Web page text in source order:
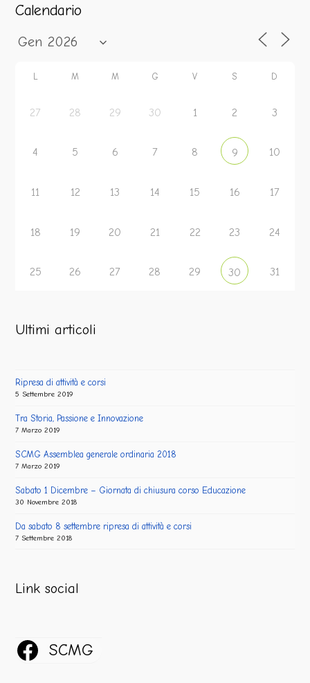
Calendario
L M M G V S D
27 28 29 30 1 2 3
4 5 6 7 8 9 10
11 12 13 14 15 16 17
18 19 20 21 22 23 24
25 26 27 28 29 30 31
Ultimi articoli
Ripresa di attività e corsi
5 Settembre 2019
Tra Storia, Passione e Innovazione
7 Marzo 2019
SCMG Assemblea generale ordinaria 2018
7 Marzo 2019
Sabato 1 Dicembre – Giornata di chiusura corso Educazione
30 Novembre 2018
Da sabato 8 settembre ripresa di attività e corsi
7 Settembre 2018
Link social
SCMG